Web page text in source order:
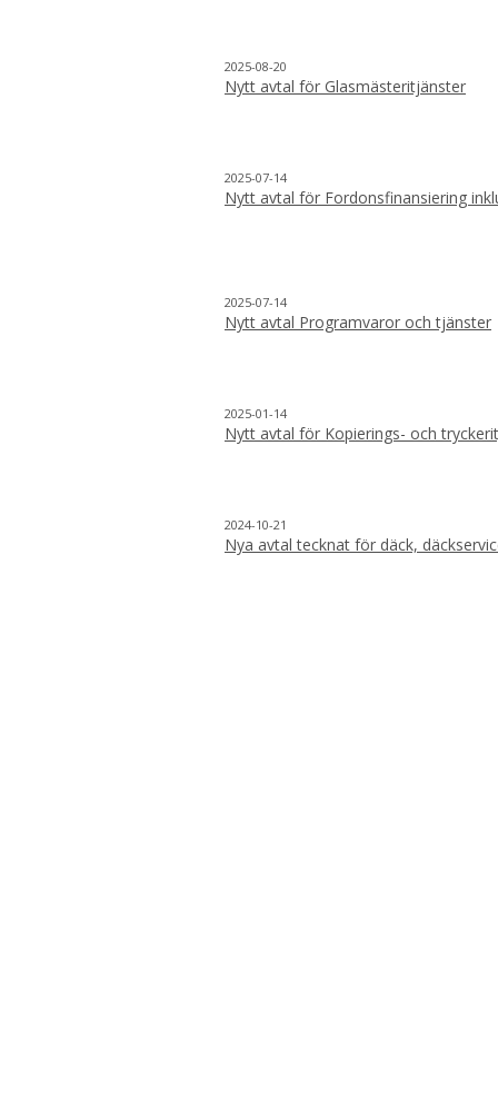
2025-08-20
Nytt avtal för Glasmästeritjänster
2025-07-14
Nytt avtal för Fordonsfinansiering
2025-07-14
Nytt avtal Programvaror och tjänster
2025-01-14
Nytt avtal för Kopierings- och
2024-10-21
Nya avtal tecknat för däck,